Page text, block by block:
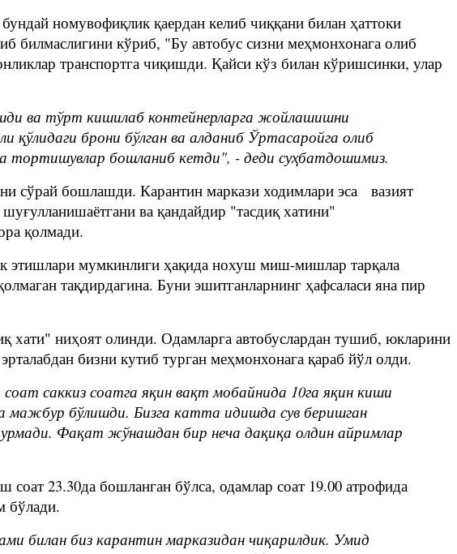
номувофиқлик қаердан келиб чиққани билан ҳаттоки
билмаслигини кўриб, "Бу автобус сизни меҳмонхонага олиб
транспортга чиқишди. Қайси кўз билан кўришсинки, улар
ва тўрт кишилаб контейнерларга жойлашишни
брони бўлган ва алданиб Ўртасаройга олиб
тортишувлар бошланиб кетди", - деди суҳбатдошимиз.
сўрай бошлашди. Карантин маркази ходимлари эса вазият
ва қандайдир "тасдиқ хатини"
қолмади.
этишлари мумкинлиги ҳақида нохуш миш-мишлар тарқала
тақдирдагина. Буни эшитганларнинг ҳафсаласи яна пир
хати" ниҳоят олинди. Одамларга автобуслардан тушиб, юкларини
бизни кутиб турган меҳмонхонага қараб йўл олди.
саккиз соатга яқин вақт мобайнида 10га яқин киши
мажбур бўлишди. Бизга катта идишда сув беришган
урмади. Фақат жўнашдан бир неча дақиқа олдин айримлар
23.30да бошланган бўлса, одамлар соат 19.00 атрофида
бўлади.
билан биз карантин марказидан чиқарилдик. Умид